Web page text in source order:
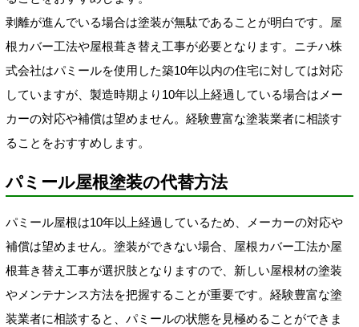
剥離が進んでいる場合は塗装が無駄であることが明白です。屋
根カバー工法や屋根葺き替え工事が必要となります。ニチハ株
式会社はパミールを使用した築10年以内の住宅に対しては対応
していますが、製造時期より10年以上経過している場合はメー
カーの対応や補償は望めません。経験豊富な塗装業者に相談す
ることをおすすめします。
パミール屋根塗装の代替方法
パミール屋根は10年以上経過しているため、メーカーの対応や
補償は望めません。塗装ができない場合、屋根カバー工法か屋
根葺き替え工事が選択肢となりますので、新しい屋根材の塗装
やメンテナンス方法を把握することが重要です。経験豊富な塗
装業者に相談すると、パミールの状態を見極めることができま